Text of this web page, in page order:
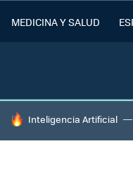
MEDICINA Y SALUD
HOY SE HABLA DE
Inteligencia Artificial